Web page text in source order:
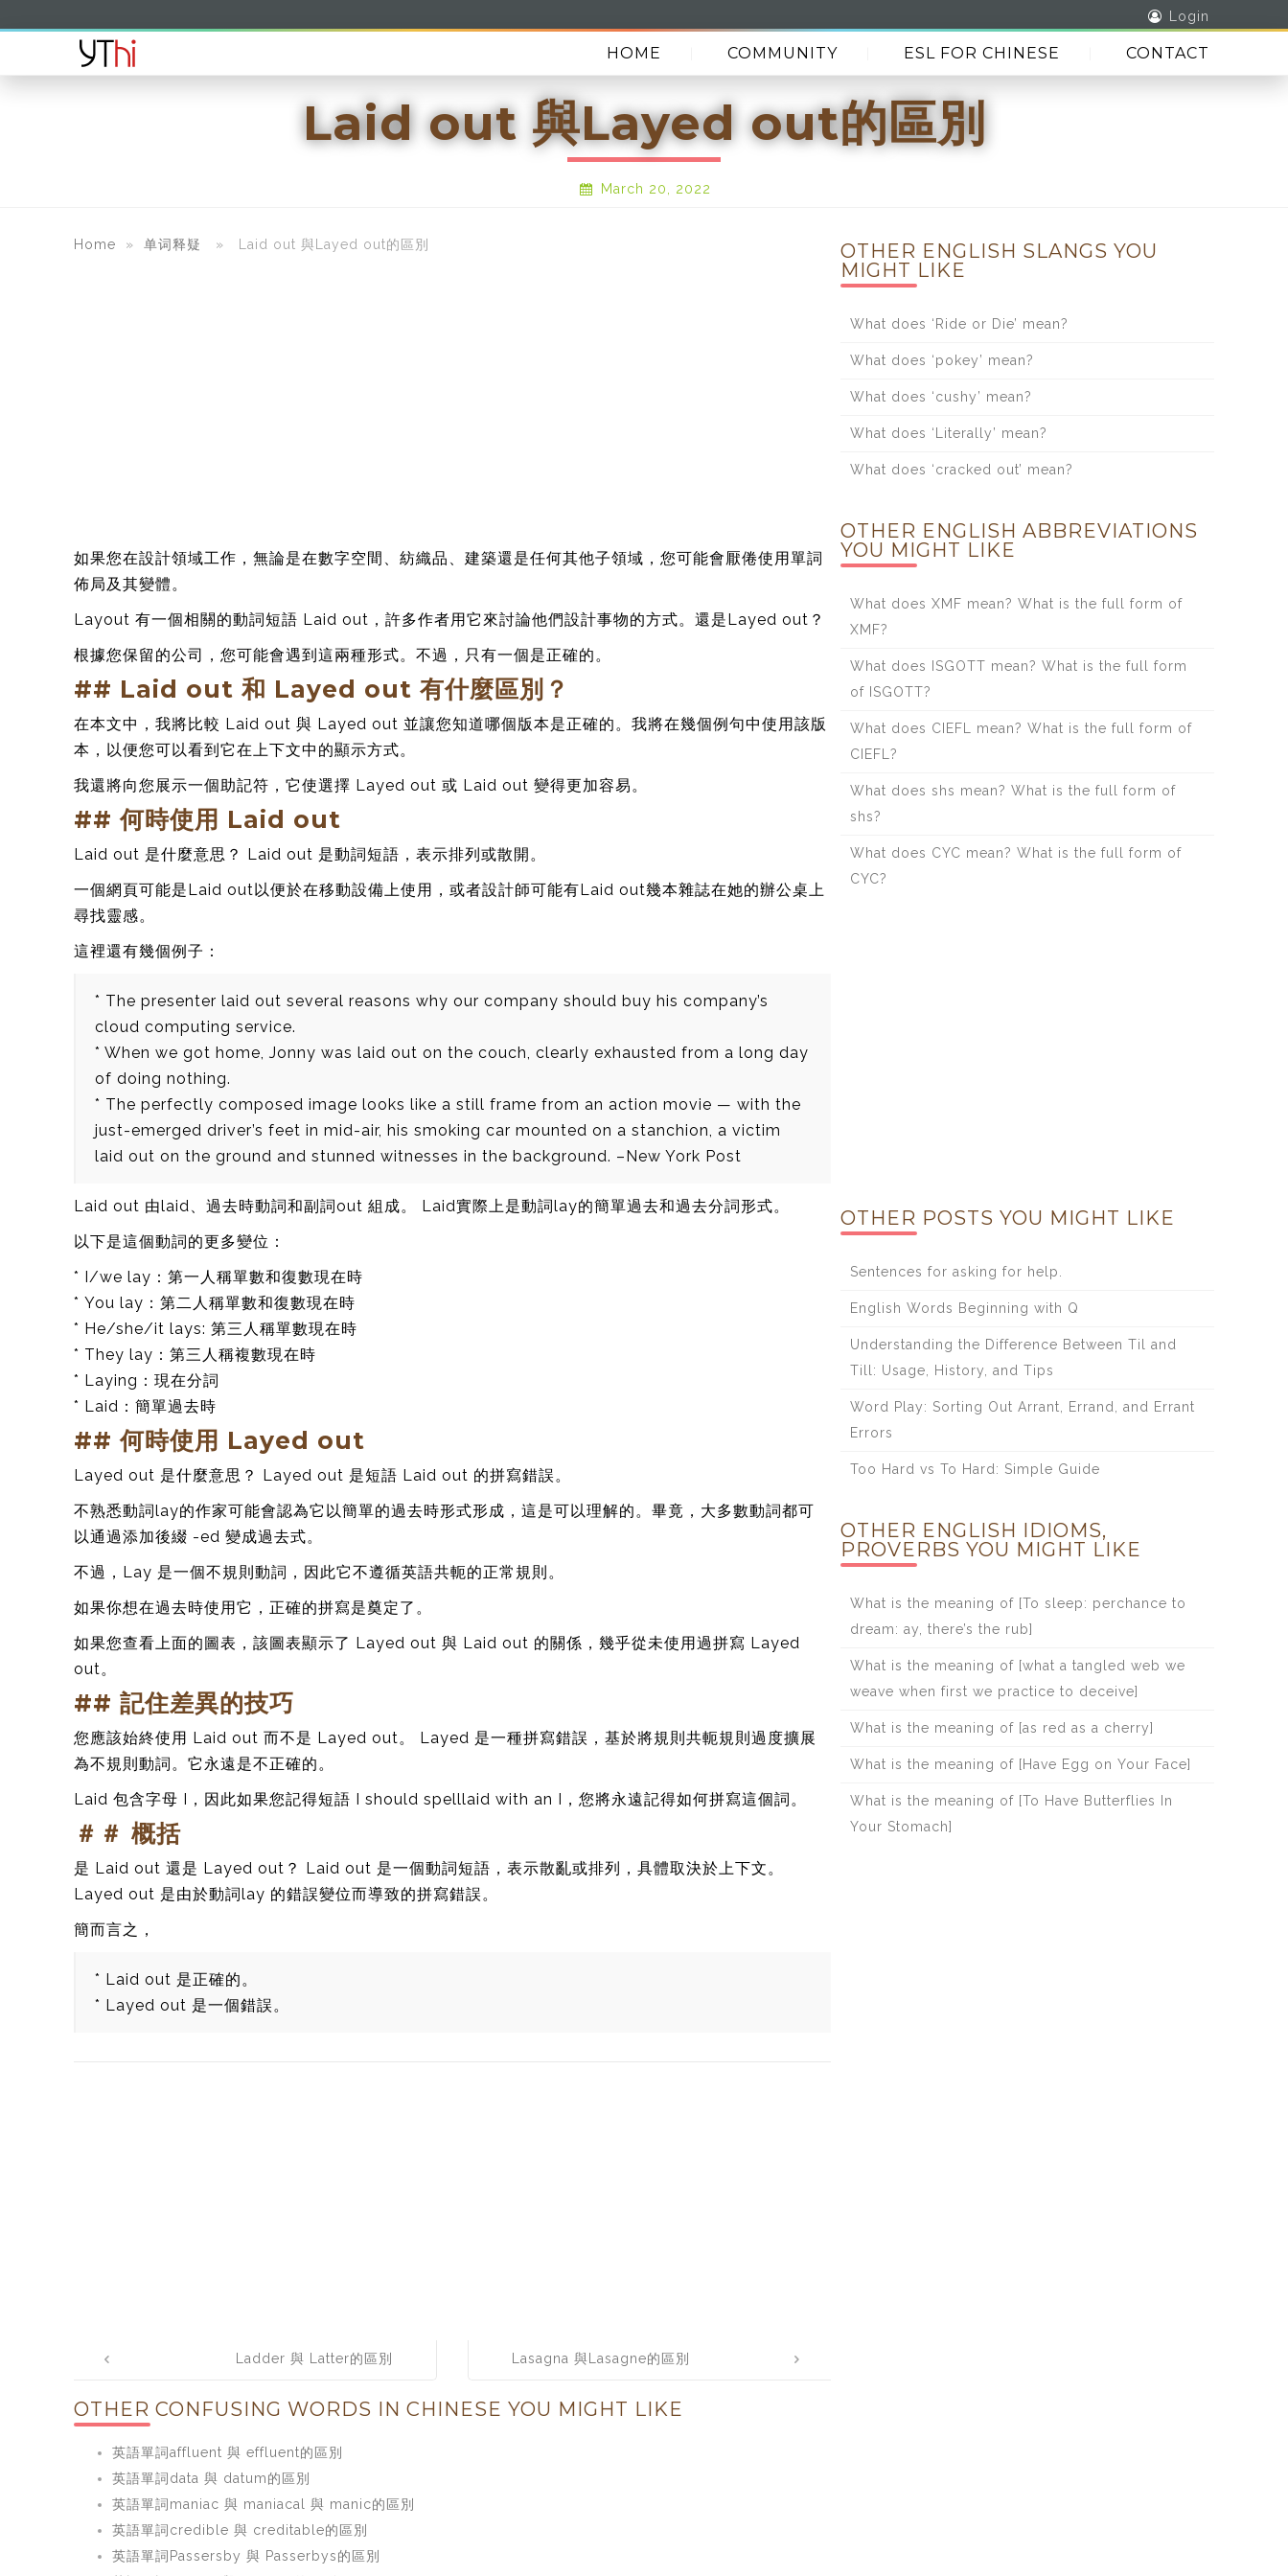
Login
HOME COMMUNITY ESL FOR CHINESE CONTACT
Laid out 與Layed out的區別
March 20, 2022
Home » 单词释疑 » Laid out 與Layed out的區別
如果您在設計領域工作，無論是在數字空間、紡織品、建築還是任何其他子領域，您可能會厭倦使用單詞
佈局及其變體。
Layout 有一個相關的動詞短語 Laid out，許多作者用它來討論他們設計事物的方式。還是Layed out？
根據您保留的公司，您可能會遇到這兩種形式。不過，只有一個是正確的。
## Laid out 和 Layed out 有什麼區別？
在本文中，我將比較 Laid out 與 Layed out 並讓您知道哪個版本是正確的。我將在幾個例句中使用該版
本，以便您可以看到它在上下文中的顯示方式。
我還將向您展示一個助記符，它使選擇 Layed out 或 Laid out 變得更加容易。
## 何時使用 Laid out
Laid out 是什麼意思？ Laid out 是動詞短語，表示排列或散開。
一個網頁可能是Laid out以便於在移動設備上使用，或者設計師可能有Laid out幾本雜誌在她的辦公桌上
尋找靈感。
這裡還有幾個例子：
* The presenter laid out several reasons why our company should buy his company’s
cloud computing service.
* When we got home, Jonny was laid out on the couch, clearly exhausted from a long day
of doing nothing.
* The perfectly composed image looks like a still frame from an action movie — with the
just-emerged driver’s feet in mid-air, his smoking car mounted on a stanchion, a victim
laid out on the ground and stunned witnesses in the background. –New York Post
Laid out 由laid、過去時動詞和副詞out 組成。 Laid實際上是動詞lay的簡單過去和過去分詞形式。
以下是這個動詞的更多變位：
* I/we lay：第一人稱單數和復數現在時
* You lay：第二人稱單數和復數現在時
* He/she/it lays: 第三人稱單數現在時
* They lay：第三人稱複數現在時
* Laying：現在分詞
* Laid：簡單過去時
## 何時使用 Layed out
Layed out 是什麼意思？ Layed out 是短語 Laid out 的拼寫錯誤。
不熟悉動詞lay的作家可能會認為它以簡單的過去時形式形成，這是可以理解的。畢竟，大多數動詞都可
以通過添加後綴 -ed 變成過去式。
不過，Lay 是一個不規則動詞，因此它不遵循英語共軛的正常規則。
如果你想在過去時使用它，正確的拼寫是奠定了。
如果您查看上面的圖表，該圖表顯示了 Layed out 與 Laid out 的關係，幾乎從未使用過拼寫 Layed
out。
## 記住差異的技巧
您應該始終使用 Laid out 而不是 Layed out。 Layed 是一種拼寫錯誤，基於將規則共軛規則過度擴展
為不規則動詞。它永遠是不正確的。
Laid 包含字母 I，因此如果您記得短語 I should spelllaid with an I，您將永遠記得如何拼寫這個詞。
＃＃ 概括
是 Laid out 還是 Layed out？ Laid out 是一個動詞短語，表示散亂或排列，具體取決於上下文。
Layed out 是由於動詞lay 的錯誤變位而導致的拼寫錯誤。
簡而言之，
* Laid out 是正確的。
* Layed out 是一個錯誤。
navigation
Ladder 與 Latter的區別 Lasagna 與Lasagne的區別
OTHER CONFUSING WORDS IN CHINESE YOU MIGHT LIKE
英語單詞affluent 與 effluent的區別
英語單詞data 與 datum的區別
英語單詞maniac 與 maniacal 與 manic的區別
英語單詞credible 與 creditable的區別
英語單詞Passersby 與 Passerbys的區別
OTHER ENGLISH SLANGS YOU
MIGHT LIKE
What does ‘Ride or Die’ mean?
What does ‘pokey’ mean?
What does ‘cushy’ mean?
What does ‘Literally’ mean?
What does ‘cracked out’ mean?
OTHER ENGLISH ABBREVIATIONS
YOU MIGHT LIKE
What does XMF mean? What is the full form of
XMF?
What does ISGOTT mean? What is the full form
of ISGOTT?
What does CIEFL mean? What is the full form of
CIEFL?
What does shs mean? What is the full form of
shs?
What does CYC mean? What is the full form of
CYC?
OTHER POSTS YOU MIGHT LIKE
Sentences for asking for help.
English Words Beginning with Q
Understanding the Difference Between Til and
Till: Usage, History, and Tips
Word Play: Sorting Out Arrant, Errand, and Errant
Errors
Too Hard vs To Hard: Simple Guide
OTHER ENGLISH IDIOMS,
PROVERBS YOU MIGHT LIKE
What is the meaning of [To sleep: perchance to
dream: ay, there’s the rub]
What is the meaning of [what a tangled web we
weave when first we practice to deceive]
What is the meaning of [as red as a cherry]
What is the meaning of [Have Egg on Your Face]
What is the meaning of [To Have Butterflies In
Your Stomach]